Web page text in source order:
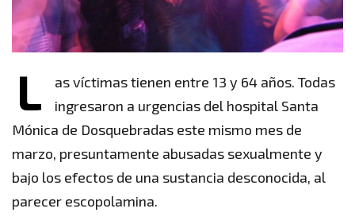
L
as víctimas tienen entre 13 y 64 años. Todas
ingresaron a urgencias del hospital Santa
Mónica de Dosquebradas este mismo mes de
marzo, presuntamente abusadas sexualmente y
bajo los efectos de una sustancia desconocida, al
parecer escopolamina.